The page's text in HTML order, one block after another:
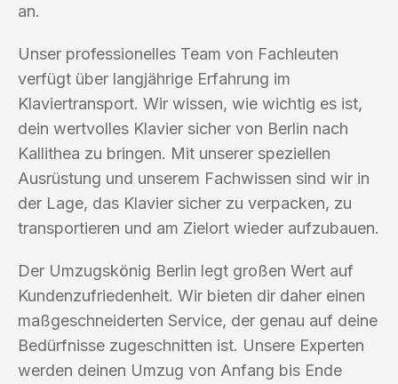
an.
Unser professionelles Team von Fachleuten
verfügt über langjährige Erfahrung im
Klaviertransport. Wir wissen, wie wichtig es ist,
dein wertvolles Klavier sicher von Berlin nach
Kallithea zu bringen. Mit unserer speziellen
Ausrüstung und unserem Fachwissen sind wir in
der Lage, das Klavier sicher zu verpacken, zu
transportieren und am Zielort wieder aufzubauen.
Der Umzugskönig Berlin legt großen Wert auf
Kundenzufriedenheit. Wir bieten dir daher einen
maßgeschneiderten Service, der genau auf deine
Bedürfnisse zugeschnitten ist. Unsere Experten
werden deinen Umzug von Anfang bis Ende